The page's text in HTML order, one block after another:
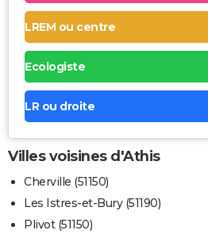
LREM ou centre
Ecologiste
LR ou droite
Villes voisines d'Athis
Cherville (51150)
Les Istres-et-Bury (51190)
Plivot (51150)